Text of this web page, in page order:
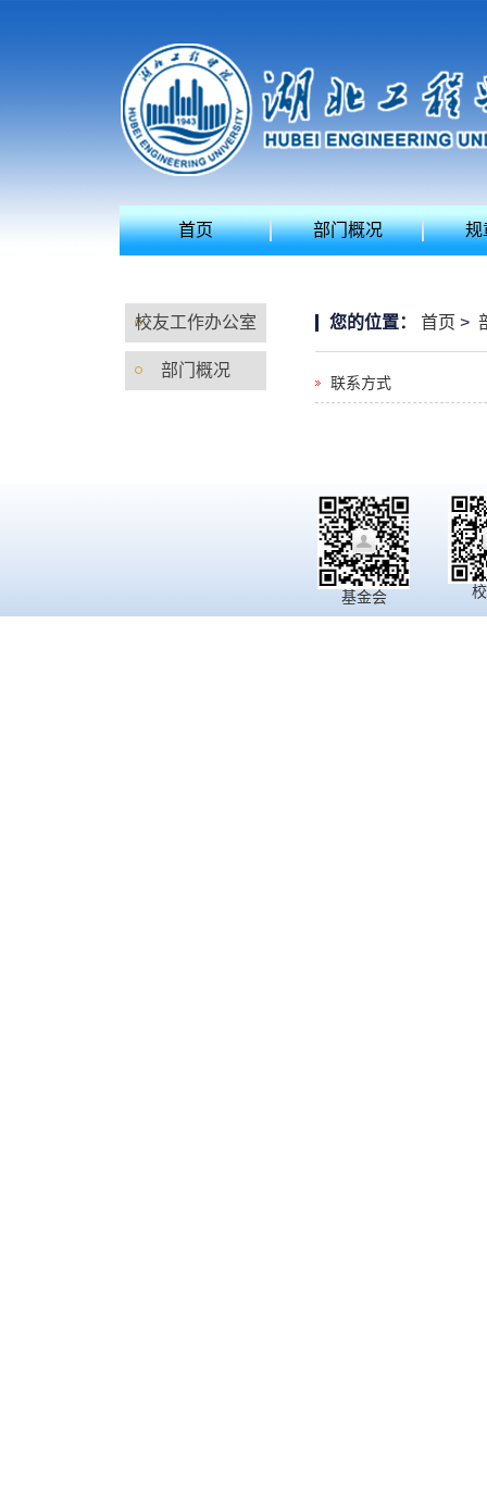
首页 部门概况 规
校友工作办公室
部门概况
您的位置： 首页 >
联系方式
基金会